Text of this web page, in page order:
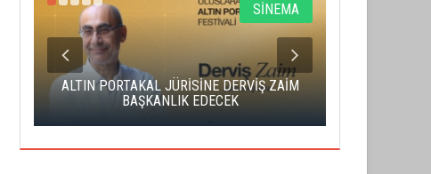
ADANA ALTIN KOZA'DA JÜRİ
BAŞKANI ZUHAL OLCAY
YEŞİM USTAOĞLU'NUN
DÜNYA PRÖMİYERİNİ YAPACAK
SİNEMA
ALTIN PORTAKAL JÜRİSİNE DERVİŞ ZAİM
BAŞKANLIK EDECEK